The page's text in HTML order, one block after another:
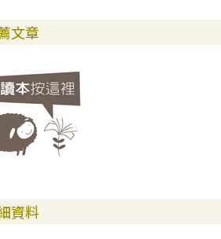
大的餐桌：羊肉鷹嘴豆泥佐檸檬醬／「拉
11章 園子裡的愛人 237
光之旅‧第11站：果子／蜜 249
人的餐桌：蜂蜜鬆餅／葡萄核桃沙拉／葡
錄：聖經蛋糕 260
262
文索引 268
文章
資料